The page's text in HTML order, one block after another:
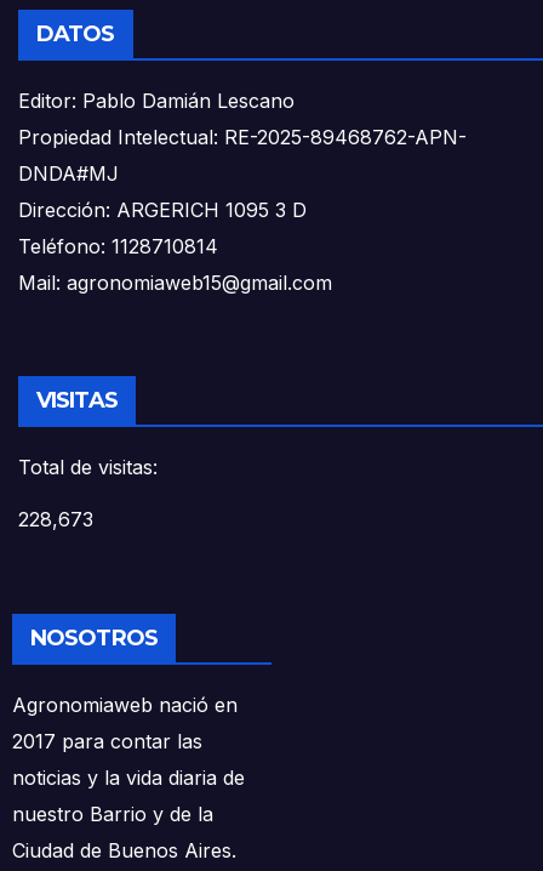
DATOS
Editor: Pablo Damián Lescano
Propiedad Intelectual: RE-2025-89468762-APN-
DNDA#MJ
Dirección: ARGERICH 1095 3 D
Teléfono: 1128710814
Mail: agronomiaweb15@gmail.com
VISITAS
Total de visitas:
228,673
NOSOTROS
Agronomiaweb nació en
2017 para contar las
noticias y la vida diaria de
nuestro Barrio y de la
Ciudad de Buenos Aires.